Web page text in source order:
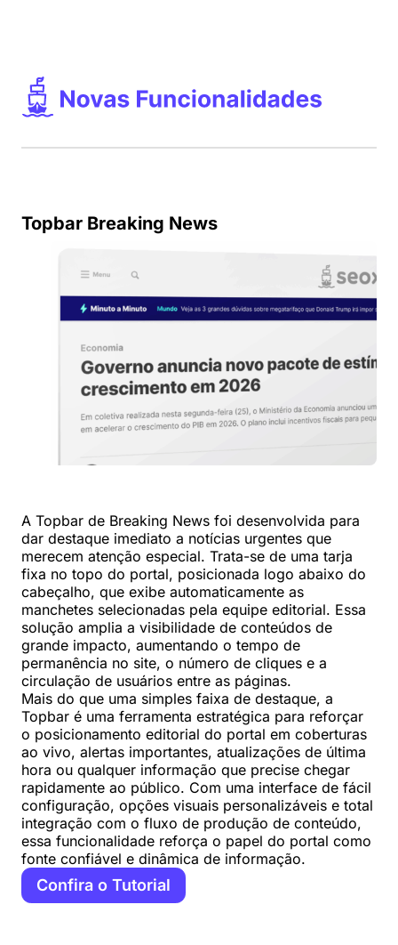
Topbar Breaking News
A Topbar de Breaking News foi desenvolvida para
dar destaque imediato a notícias urgentes que
merecem atenção especial. Trata-se de uma tarja
fixa no topo do portal, posicionada logo abaixo do
cabeçalho, que exibe automaticamente as
manchetes selecionadas pela equipe editorial. Essa
solução amplia a visibilidade de conteúdos de
grande impacto, aumentando o tempo de
permanência no site, o número de cliques e a
circulação de usuários entre as páginas.
Mais do que uma simples faixa de destaque, a
Topbar é uma ferramenta estratégica para reforçar
o posicionamento editorial do portal em coberturas
ao vivo, alertas importantes, atualizações de última
hora ou qualquer informação que precise chegar
rapidamente ao público. Com uma interface de fácil
configuração, opções visuais personalizáveis e total
integração com o fluxo de produção de conteúdo,
essa funcionalidade reforça o papel do portal como
fonte confiável e dinâmica de informação.
Confira o Tutorial